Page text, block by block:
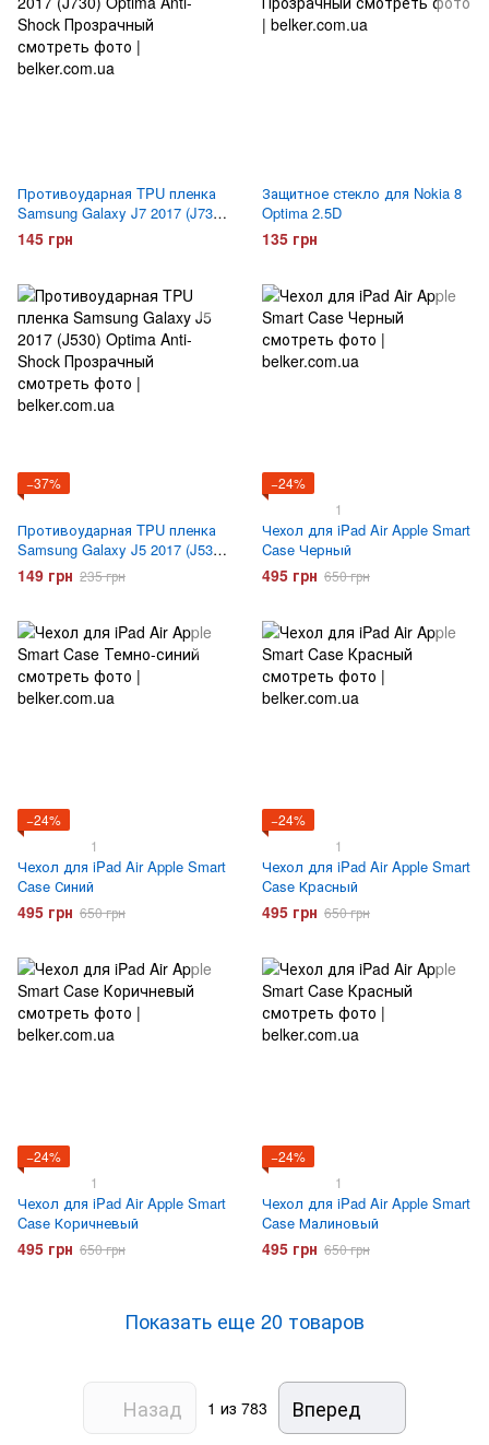
Противоударная TPU пленка
Samsung Galaxy J7 2017 (J730)
Optima Anti-Shock
145 грн
Защитное стекло для Nokia 8
Optima 2.5D
135 грн
−37%
Противоударная TPU пленка
Samsung Galaxy J5 2017 (J530)
Optima Anti-Shock
149 грн 235 грн
−24%
1
Чехол для iPad Air Apple Smart
Case Черный
495 грн 650 грн
−24%
1
Чехол для iPad Air Apple Smart
Case Синий
495 грн 650 грн
−24%
1
Чехол для iPad Air Apple Smart
Case Красный
495 грн 650 грн
−24%
1
Чехол для iPad Air Apple Smart
Case Коричневый
495 грн 650 грн
−24%
1
Чехол для iPad Air Apple Smart
Case Малиновый
495 грн 650 грн
Показать еще 20 товаров
Назад 1 из 783 Вперед